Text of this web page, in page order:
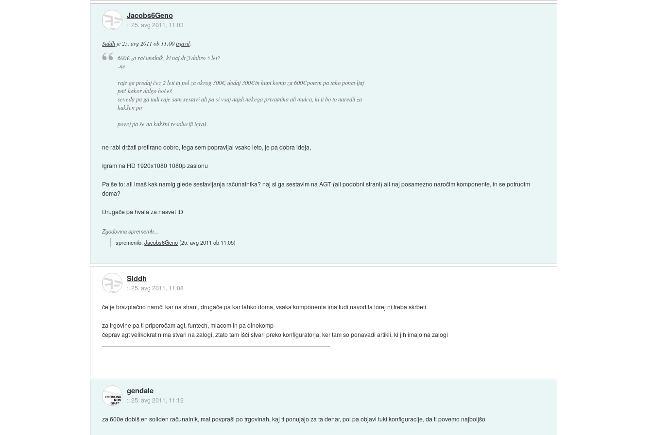
Jacobs6Geno
::25. avg 2011, 11:03
Siddh je 25. avg 2011 ob 11:00 izjavil:
600€ za računalnik, ki naj drži dobro 5 let?
-ne
raje ga prodaj čez 2 leti in pol za okrog 300€, dodaj 300€ in kupi komp za 600€ potem pa tako ponavljaj
pač kakor dolgo hočeš
seveda pa ga tudi raje sam sestavi ali pa si vsaj najdi nekega privatnika ali mulca, ki ti bo to naredil za
kakšen pir
povej pa še na kakšni resoluciji igraš
ne rabi držati pretirano dobro, tega sem popravljal vsako leto, je pa dobra ideja,
Igram na HD 1920x1080 1080p zaslonu
Pa še to: ali imaš kak namig glede sestavljanja računalnika? naj si ga sestavim na AGT (ali podobni strani) ali naj posamezno naročim komponente, in se potrudim
doma?
Drugače pa hvala za nasvet :D
Zgodovina sprememb…
spremenilo:Jacobs6Geno(25. avg 2011 ob 11:05)
Siddh
::25. avg 2011, 11:08
če je brazplačno naroči kar na strani, drugače pa kar lahko doma, vsaka komponenta ima tudi navodila torej ni treba skrbeti
za trgovine pa ti priporočam agt, funtech, mlacom in pa dinokomp
čeprav agt velikokrat nima stvari na zalogi, ztato tam išči stvari preko konfiguratorja, ker tam so ponavadi artikli, ki jih imajo na zalogi
gendale
::25. avg 2011, 11:12
za 600e dobiš en soliden računalnik, mal povpraši po trgovinah, kaj ti ponujajo za ta denar, pol pa objavi tuki konfiguracije, da ti povemo najboljšo